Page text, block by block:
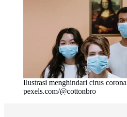
Ilustrasi menghindari cirus corona |
pexels.com/@cottonbro